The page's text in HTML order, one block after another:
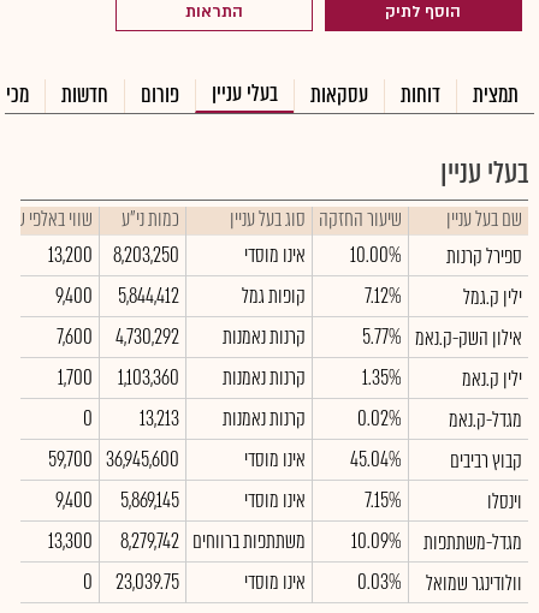
הוסף לתיק התראות
תמצית דוחות עסקאות בעלי עניין פורום חדשות
בעלי עניין
שם בעל עניין שיעור החזקה סוג בעל עניין כמות ני"ע
שווי באלפי ש"ח
ספירל קרנות
10.00% אינו מוסדי 8,203,250
13,200
ילין ק.גמל
7.12% קופות גמל 5,844,412
9,400
אילון השק-ק.נאמ 5.77% קרנות נאמנות 4,730,292
7,600
ילין ק.נאמ
1.35% קרנות נאמנות 1,103,360
1,700
מגדל-ק.נאמ
0.02% קרנות נאמנות 13,213
0
קבוץ רביבים
45.04% אינו מוסדי 36,945,600
59,700
וינסלו
7.15% אינו מוסדי 5,869,145
9,400
מגדל-משתתפות
10.09% משתתפות ברווחים 8,279,742
13,300
וולודינגר שמואל
0.03% אינו מוסדי 23,039.75
0